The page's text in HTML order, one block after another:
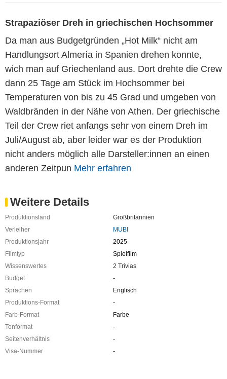
Strapaziöser Dreh in griechischen Hochsommer
Da man aus Budgetgründen „Hot Milk“ nicht am
Handlungsort Almería in Spanien drehen konnte,
wich man auf Griechenland aus. Dort drehte die Crew
dann 25 Tage am Stück im Hochsommer bei
Temperaturen von bis zu 45 Grad und umgeben von
Waldbränden in der Nähe von Athen. Der griechische
Teil der Crew riet anfangs sehr von einem Dreh im
Juli/August ab, aber leider war es der Produktion
nicht anders möglich alle Darsteller:innen an einen
anderen Zeitpun Mehr erfahren
Weitere Details
Produktionsland
Großbritannien
Verleiher
MUBI
Produktionsjahr
2025
Filmtyp
Spielfilm
Wissenswertes
2 Trivias
Budget
-
Sprachen
Englisch
Produktions-Format
-
Farb-Format
Farbe
Tonformat
-
Seitenverhältnis
-
Visa-Nummer
-